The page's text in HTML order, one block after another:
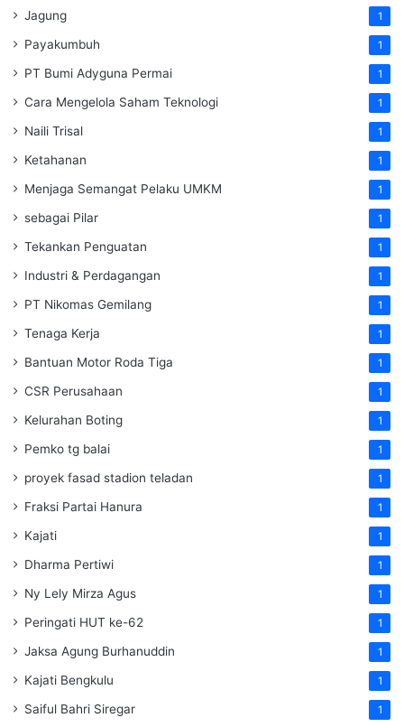
Jagung 1
Payakumbuh 1
PT Bumi Adyguna Permai 1
Cara Mengelola Saham Teknologi 1
Naili Trisal 1
Ketahanan 1
Menjaga Semangat Pelaku UMKM 1
sebagai Pilar 1
Tekankan Penguatan 1
Industri & Perdagangan 1
PT Nikomas Gemilang 1
Tenaga Kerja 1
Bantuan Motor Roda Tiga 1
CSR Perusahaan 1
Kelurahan Boting 1
Pemko tg balai 1
proyek fasad stadion teladan 1
Fraksi Partai Hanura 1
Kajati 1
Dharma Pertiwi 1
Ny Lely Mirza Agus 1
Peringati HUT ke-62 1
Jaksa Agung Burhanuddin 1
Kajati Bengkulu 1
Saiful Bahri Siregar 1